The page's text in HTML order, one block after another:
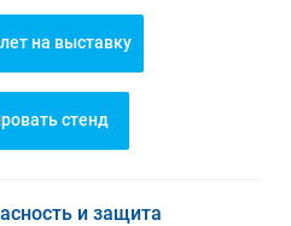
на выставку
стенд
и защита